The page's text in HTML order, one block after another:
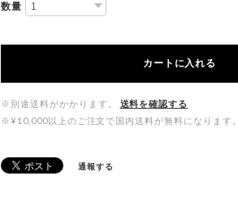
数量
カートに入れる
※別途送料がかかります。
送料を確認する
※¥10,000以上のご注文で国内送料が無料になります。
通報する